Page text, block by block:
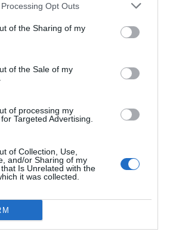
Opt Outs
of the Sharing of my
of the Sale of my
of processing my
Targeted Advertising.
of Collection, Use,
and/or Sharing of my
Is Unrelated with the
it was collected.
el teléfono
máquina para
transporte
unas 250 personas que tienen
a su iPhone y se limitará
su funcionamiento. La ATM
gradual” para
“experiencia de uso óptima”.
a los demás usuarios con
se les avisará por los canales
al darse de alta en la T-